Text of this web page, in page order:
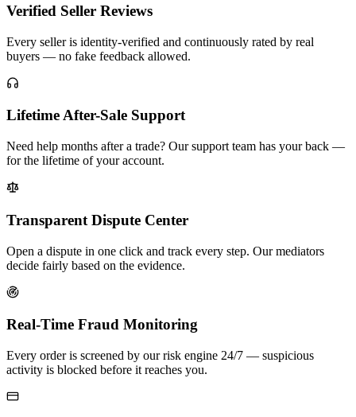
Verified Seller Reviews
Every seller is identity-verified and continuously rated by real
buyers — no fake feedback allowed.
Lifetime After-Sale Support
Need help months after a trade? Our support team has your back —
for the lifetime of your account.
Transparent Dispute Center
Open a dispute in one click and track every step. Our mediators
decide fairly based on the evidence.
Real-Time Fraud Monitoring
Every order is screened by our risk engine 24/7 — suspicious
activity is blocked before it reaches you.